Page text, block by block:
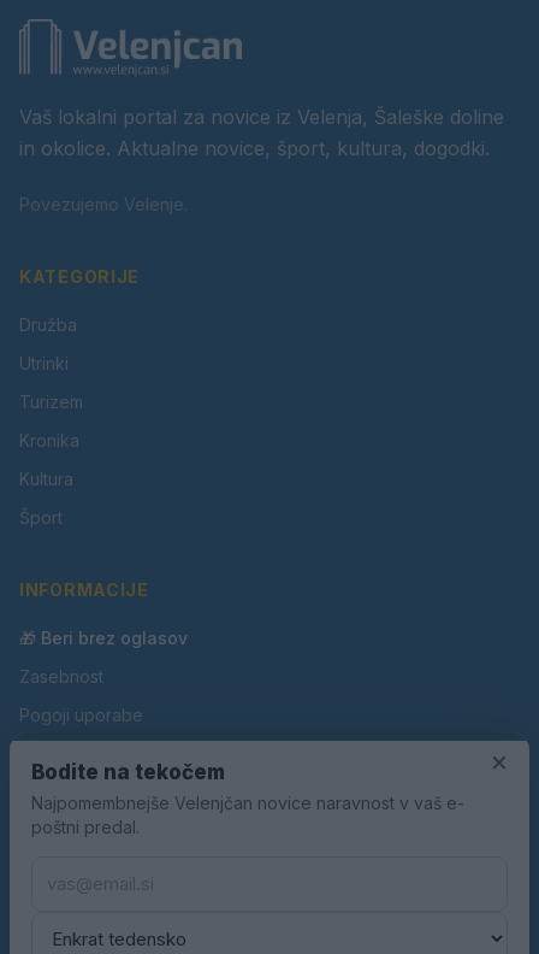
Vaš lokalni portal za novice iz Velenja, Šaleške doline
in okolice. Aktualne novice, šport, kultura, dogodki.
Povezujemo Velenje.
KATEGORIJE
Družba
Utrinki
Turizem
Kronika
Kultura
Šport
INFORMACIJE
🎁 Beri brez oglasov
Zasebnost
Pogoji uporabe
Oglaševanje
Kontakt
×
Bodite na tekočem
Najpomembnejše Velenjčan novice naravnost v vaš e-
poštni predal.